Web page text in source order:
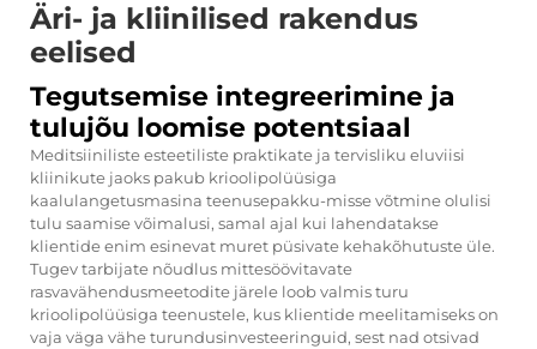
Äri- ja kliinilised rakendus
eelised
Tegutsemise integreerimine ja
tulujõu loomise potentsiaal
Meditsiiniliste esteetiliste praktikate ja tervisliku eluviisi
kliinikute jaoks pakub krioolipolüüsiga
kaalulangetusmasina teenusepakku-misse võtmine olulisi
tulu saamise võimalusi, samal ajal kui lahendatakse
klientide enim esinevat muret püsivate kehakõhutuste üle.
Tugev tarbijate nõudlus mittesöövitavate
rasvavähendusmeetodite järele loob valmis turu
krioolipolüüsiga teenustele, kus klientide meelitamiseks on
vaja väga vähe turundusinvesteeringuid, sest nad otsivad